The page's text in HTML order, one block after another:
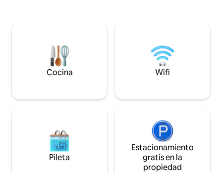
a pie o en bicicleta de montaña
*Estacionamiento gratuito.
Cocina Wifi
Pileta
Estacionamiento
gratis en la
propiedad